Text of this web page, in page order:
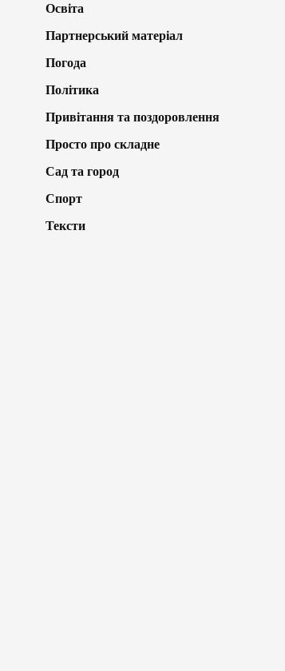
Освіта
Партнерський матеріал
Погода
Політика
Привітання та поздоровлення
Просто про складне
Сад та город
Спорт
Тексти